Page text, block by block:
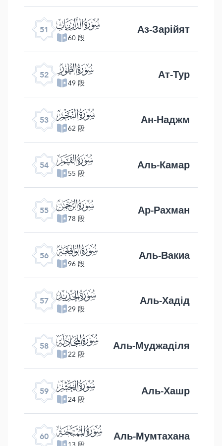
51 ﯠ
60 段 Аз-Зарійят
52 ﯡ
49 段 Ат-Тур
53 ﯢ
62 段 Ан-Наджм
54 ﯣ
55 段 Аль-Камар
55 ﯤ
78 段 Ар-Рахман
56 ﯥ
96 段 Аль-Вакиа
57 ﯦ
29 段 Аль-Хадід
58 ﯧ
22 段 Аль-Муджаділя
59 ﯨ
24 段 Аль-Хашр
60 ﯩ Аль-Мумтахана